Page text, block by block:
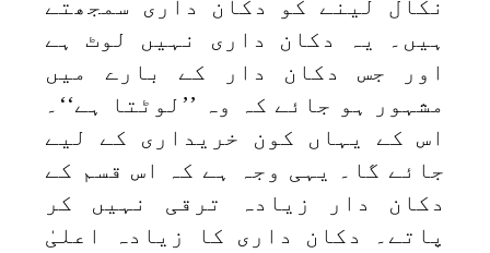
نکال لینے کو دکان داری سمجھتے
ہیں۔ یہ دکان داری نہیں لوٹ ہے
اور جس دکان دار کے بارے میں
مشہور ہو جائے کہ وہ ’’لوٹتا ہے‘‘۔
اس کے یہاں کون خریداری کے لیے
جائے گا۔ یہی وجہ ہے کہ اس قسم کے
دکان دار زیادہ ترقی نہیں کر
پاتے۔ دکان داری کا زیادہ اعلیٰ